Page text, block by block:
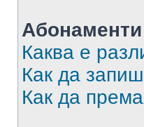
Каква е
Как да
Как да